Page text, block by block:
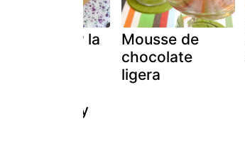
hacer la
fácil y
Mousse de
chocolate
ligera